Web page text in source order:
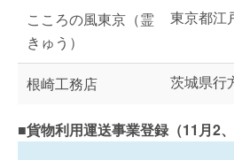
こころの風東京（霊
きゅう）
東京都江
根崎工務店 茨城県行
■貨物利用運送事業登録（11月2、